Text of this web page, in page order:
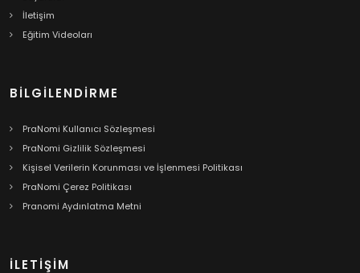
İletişim
Eğitim Videoları
BILGILENDIRME
PraNomi Kullanıcı Sözleşmesi
PraNomi Gizlilik Sözleşmesi
Kişisel Verilerin Korunması ve İşlenmesi Politikası
PraNomi Çerez Politikası
Pranomi Aydınlatma Metni
İLETİŞİM